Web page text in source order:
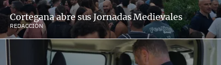
Cortegana abre sus Jornadas Medievales
REDACCIÓN